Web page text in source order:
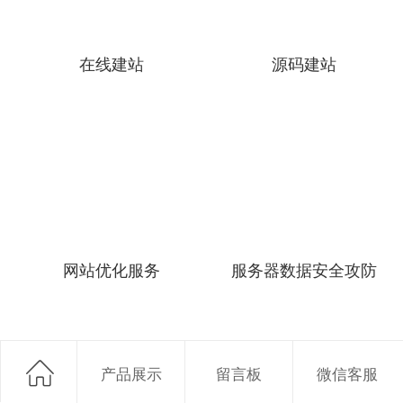
在线建站 源码建站
网站优化服务 服务器数据安全攻防
产品展示 留言板 微信客服